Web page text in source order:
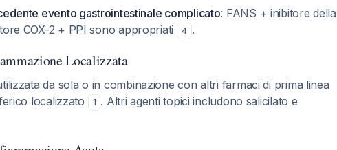
evento gastrointestinale complicato: FANS + inibitore della
COX-2 + PPI sono appropriati
4 .
Localizzata
da sola o in combinazione con altri farmaci di prima linea
localizzato
1 . Altri agenti topici includono salicilato e